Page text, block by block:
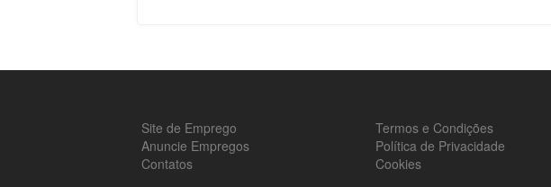
Site de Emprego
Anuncie Empregos
Contatos
Termos e Condições
Política de Privacidade
Cookies